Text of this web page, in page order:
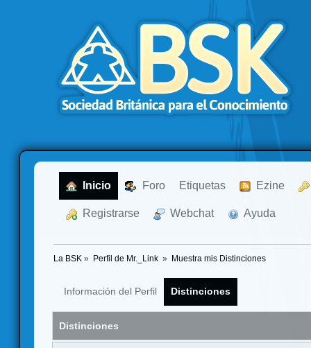
Inicio Foro Etiquetas Ezine
Registrarse Webchat Ayuda
La BSK » Perfil de Mr._Link » Muestra mis Distinciones
Información del Perfil Distinciones
Distinciones